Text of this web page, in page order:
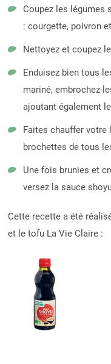
Coupez les légumes
: courgette, poivron
Nettoyez et coupez
Enduisez bien tous
mariné, embrochez-
ajoutant également
Faites chauffer votre
brochettes de tous
Une fois brunies et
versez la sauce
Cette recette a été
et le tofu La Vie Claire :